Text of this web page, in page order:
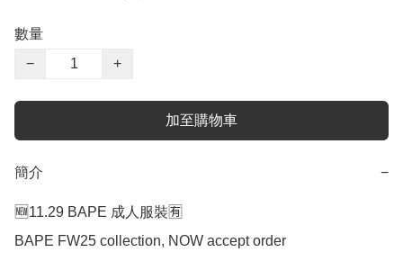
數量
−
+
加至購物車
簡介 −
🆕11.29 BAPE 成人服裝🈶
BAPE FW25 collection, NOW accept order